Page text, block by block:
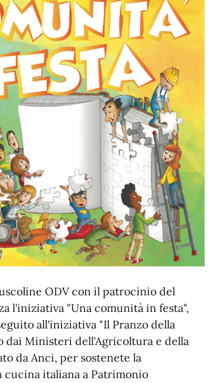
ODV con il patrocinio del
l'iniziativa "Una comunità in festa",
all'iniziativa "Il Pranzo della
dai Ministeri dell'Agricoltura e della
da Anci, per sostenete la
cucina italiana a Patrimonio